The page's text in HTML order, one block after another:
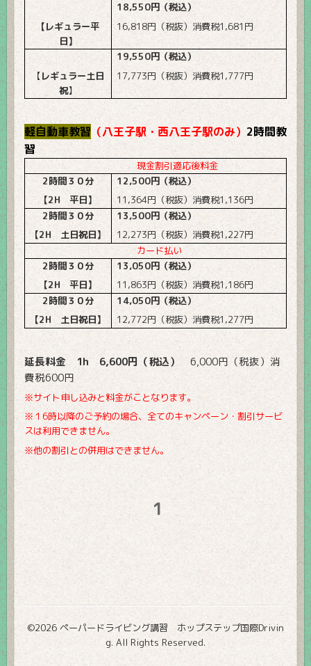
【レギュラー平
日】
18,550円（税込）
16,818円（税抜）消費税1,681 円
【レギュラー土日
祝】
19,550円（税込）
17,773円（税抜）消費税1,777円
軽自動車教習 （八王子駅・西八王子駅のみ） 2時間教
習
現金割引適応後料金
2時間３０分
【2H 平日】
12,500円（税込）
11,364円（税抜）消費税1,136円
2時間３０分
【2H 土日祝日】
13,500円（税込）
12,273円（税抜）消費税1,227円
カード払い
2時間３０分
【2H 平日】
13,050円（税込）
11,863円（税抜）消費税1,186円
2時間３０分
【2H 土日祝日】
14,050円（税込）
12,772円（税抜）消費税1,277円
延長料金 1h 6,600円（税込） 6,000円（税抜）消
費税600円
※サイト申し込みと料金がことなります。
※１ 6時以降のご予約の場合、全てのキャンペーン・割引サービ
スは利用できません。
※他の割引との併用はできません。
1
©2026 ペーパードライビング講習 ホップステップ国際Drivin
g. All Rights Reserved.